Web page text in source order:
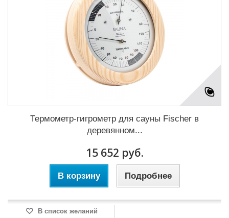
Термометр-гигрометр для сауны Fischer в
деревянном...
15 652 руб.
В корзину Подробнее
В список желаний